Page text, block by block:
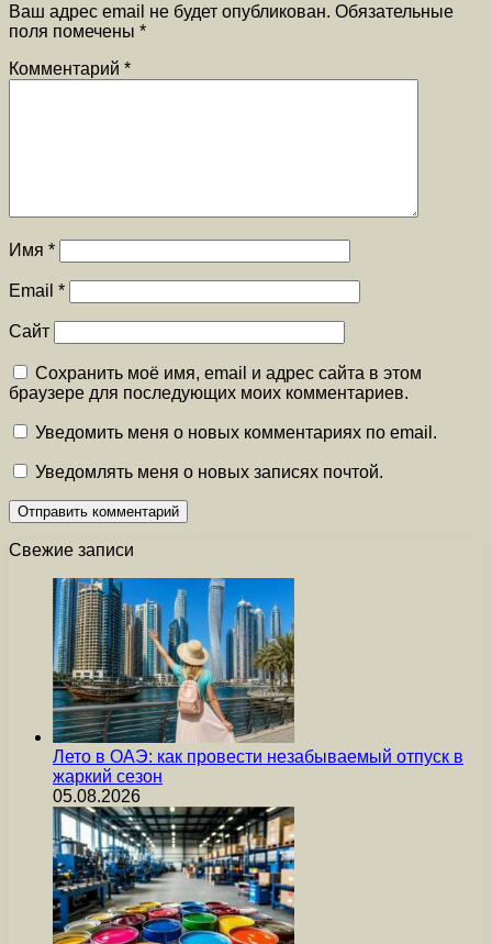
Ваш адрес email не будет опубликован. Обязательные
поля помечены *
Комментарий *
Имя *
Email *
Сайт
Сохранить моё имя, email и адрес сайта в этом
браузере для последующих моих комментариев.
Уведомить меня о новых комментариях по email.
Уведомлять меня о новых записях почтой.
Свежие записи
Лето в ОАЭ: как провести незабываемый отпуск в
жаркий сезон
05.08.2026